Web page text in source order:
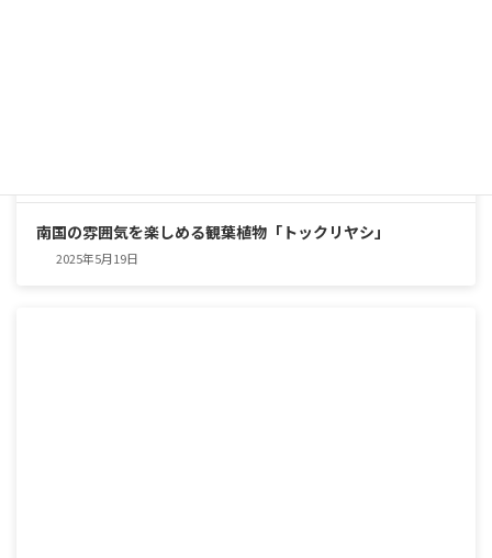
南国の雰囲気を楽しめる観葉植物「トックリヤシ」
2025年5月19日